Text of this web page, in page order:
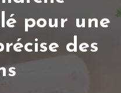
pour une
des